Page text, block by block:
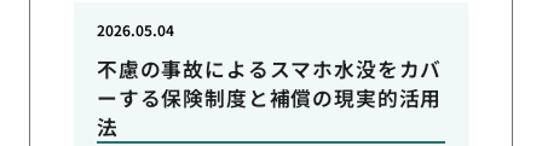
不慮の事故によるスマホ水没をカバ
ーする保険制度と補償の現実的活用
法
2026.05.04